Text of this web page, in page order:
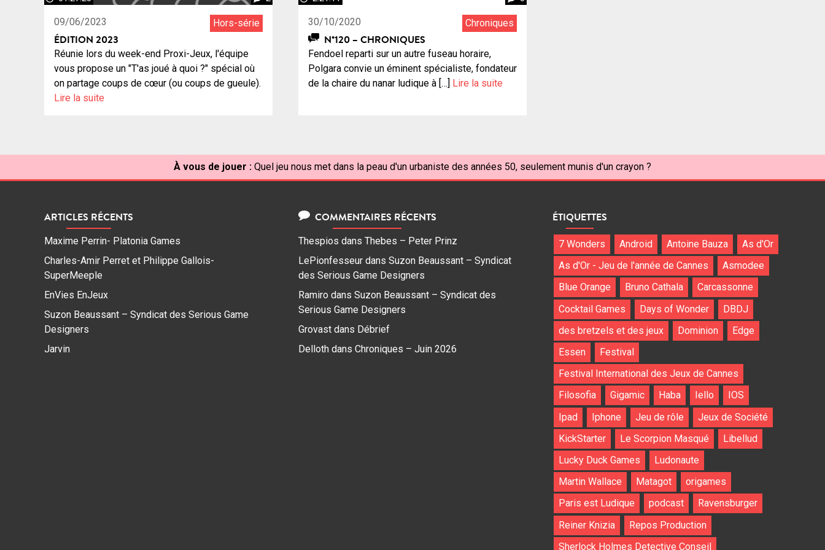
09/06/2023 Hors-série
ÉDITION 2023
Réunie lors du week-end Proxi-Jeux, l'équipe
vous propose un "T'as joué à quoi ?" spécial où
on partage coups de cœur (ou coups de gueule).
Lire la suite
30/10/2020 Chroniques
N°120 – CHRONIQUES
Fendoel reparti sur un autre fuseau horaire,
Polgara convie un éminent spécialiste, fondateur
de la chaire du nanar ludique à […]
Lire la suite
À vous de jouer : Quel jeu nous met dans la peau d'un urbaniste des années 50, seulement munis d'un crayon ?
ARTICLES RÉCENTS
Maxime Perrin- Platonia Games
Charles-Amir Perret et Philippe Gallois-
SuperMeeple
EnVies EnJeux
Suzon Beaussant – Syndicat des Serious Game
Designers
Jarvin
COMMENTAIRES RÉCENTS
Thespios dans Thebes – Peter Prinz
LePionfesseur dans Suzon Beaussant – Syndicat
des Serious Game Designers
Ramiro dans Suzon Beaussant – Syndicat des
Serious Game Designers
Grovast dans Débrief
Delloth dans Chroniques – Juin 2026
ÉTIQUETTES
7 Wonders Android Antoine Bauza
As d'Or
As d'Or - Jeu de l'année de Cannes
Asmodee
Blue Orange
Bruno Cathala
Carcassonne
Cocktail Games
Days of Wonder
DBDJ
des bretzels et des jeux
Dominion
Edge
Essen
Festival
Festival International des Jeux de Cannes
Filosofia
Gigamic Haba Iello
IOS
Ipad
Iphone Jeu de rôle
Jeux de Société
KickStarter
Le Scorpion Masqué
Libellud
Lucky Duck Games
Ludonaute
Martin Wallace
Matagot
origames
Paris est Ludique
podcast
Ravensburger
Reiner Knizia
Repos Production
Sherlock Holmes Detective Conseil